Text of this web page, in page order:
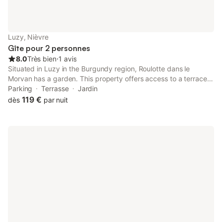
peut être organisé pour faciliter vos déplacements.
Luzy, Nièvre
Gîte pour 2 personnes
8.0Très bien⋅1 avis
Situated in Luzy in the Burgundy region, Roulotte dans le
Morvan has a garden. This property offers access to a terrace
and free private parking. The property is non-smoking and is
set 40 km from Autun Golf Course.
Parking Terrasse
Jardin
dès 119 € par nuit